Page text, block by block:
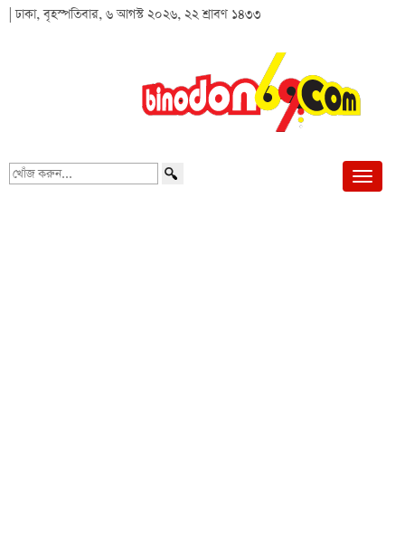
| ঢাকা, বৃহস্পতিবার, ৬ আগস্ট ২০২৬, ২২ শ্রাবণ ১৪৩৩
খোঁজ